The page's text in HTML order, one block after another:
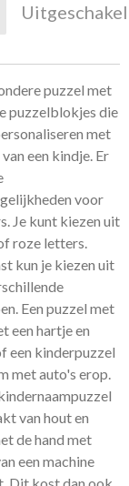
puzzel met
puzzelblokjes die
met
een kindje. Er
voor
Je kunt kiezen uit
roze letters.
kun je kiezen uit
Een puzzel met
een hartje en
een kinderpuzzel
met auto's erop.
van hout en
de hand met
een machine